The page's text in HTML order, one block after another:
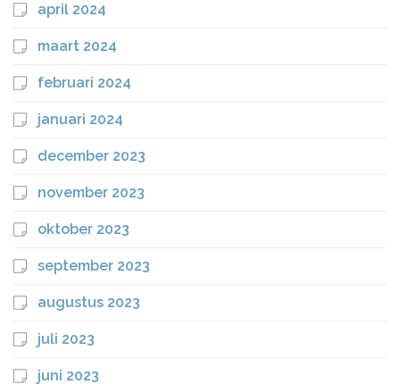
april 2024
maart 2024
februari 2024
januari 2024
december 2023
november 2023
oktober 2023
september 2023
augustus 2023
juli 2023
juni 2023